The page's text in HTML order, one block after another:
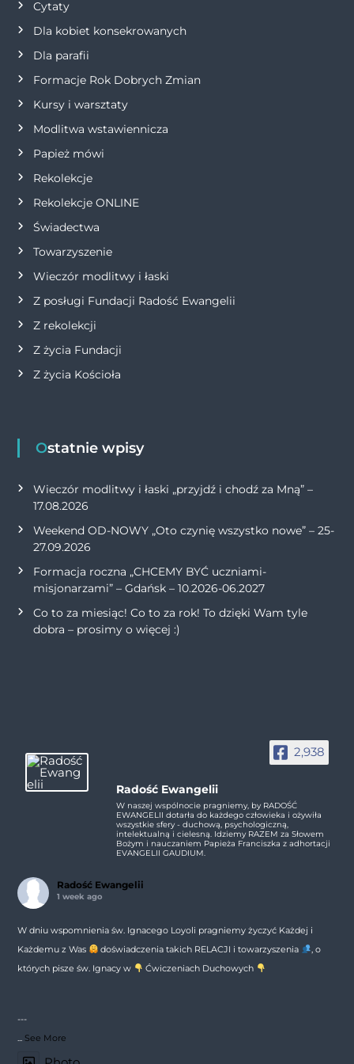
a
w
p
i
s
u
Cytaty
Dla kobiet konsekrowanych
Dla parafii
Formacje Rok Dobrych Zmian
Kursy i warsztaty
Modlitwa wstawiennicza
Papież mówi
Rekolekcje
Rekolekcje ONLINE
Świadectwa
Towarzyszenie
Wieczór modlitwy i łaski
Z posługi Fundacji Radość Ewangelii
Z rekolekcji
Z życia Fundacji
Z życia Kościoła
Ostatnie wpisy
Wieczór modlitwy i łaski „przyjdź i chodź za Mną” –
17.08.2026
Weekend OD-NOWY „Oto czynię wszystko nowe” – 25-
27.09.2026
Formacja roczna „CHCEMY BYĆ uczniami-
misjonarzami” – Gdańsk – 10.2026-06.2027
Co to za miesiąc! Co to za rok! To dzięki Wam tyle
dobra – prosimy o więcej :)
2,938
Radość Ewangelii
W naszej wspólnocie pragniemy, by RADOŚĆ
EWANGELII dotarła do każdego człowieka i ożywiła
wszystkie sfery - duchową, psychologiczną,
intelektualną i cielesną. Idziemy RAZEM za Słowem
Bożym i nauczaniem Papieża Franciszka z adhortacji
EVANGELII GAUDIUM.
Radość Ewangelii
1 week ago
W dniu wspomnienia św. Ignacego Loyoli pragniemy życzyć Każdej i
Każdemu z Was
doświadczenia takich RELACJI i towarzyszenia
, o
których pisze św. Ignacy w
Ćwiczeniach Duchowych
---
See More